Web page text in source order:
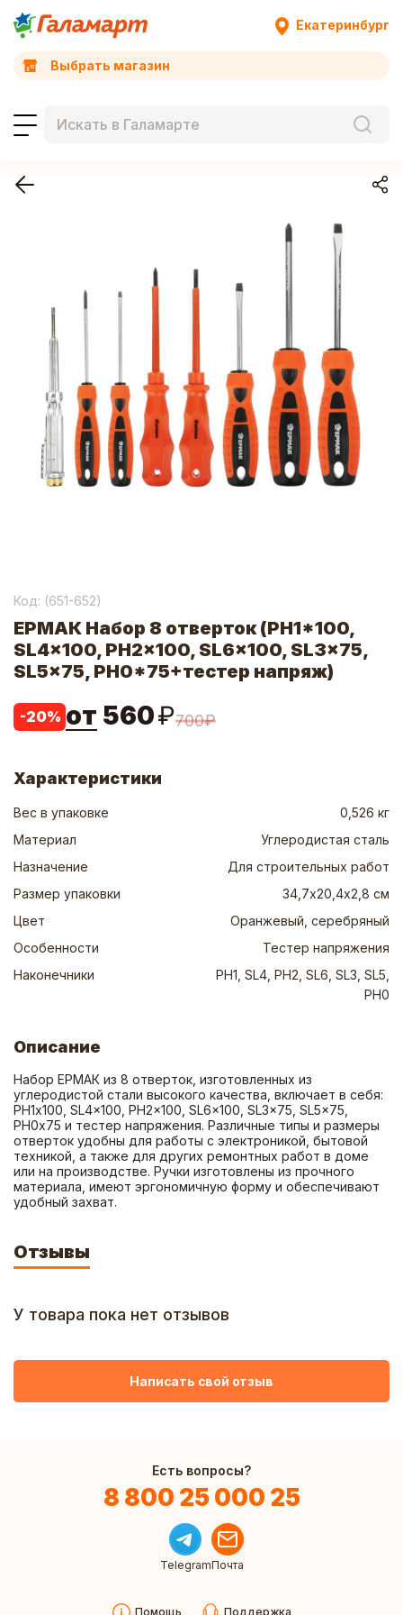
Екатеринбург
Выбрать магазин
Код: (651-652)
ЕРМАК Набор 8 отверток (PH1*100,
SL4x100, PH2x100, SL6x100, SL3x75,
SL5x75, PH0*75+тестер напряж)
-20% от 560₽700₽
Характеристики
Вес в упаковке
0,526 кг
Материал
Углеродистая сталь
Назначение
Для строительных работ
Размер упаковки
34,7х20,4х2,8 см
Цвет
Оранжевый, серебряный
Особенности
Тестер напряжения
Наконечники
PH1, SL4, PH2, SL6, SL3, SL5,
PH0
Описание
Набор ЕРМАК из 8 отверток, изготовленных из
углеродистой стали высокого качества, включает в себя:
PH1х100, SL4x100, PH2x100, SL6x100, SL3x75, SL5x75,
PH0х75 и тестер напряжения. Различные типы и размеры
отверток удобны для работы с электроникой, бытовой
техникой, а также для других ремонтных работ в доме
или на производстве. Ручки изготовлены из прочного
материала, имеют эргономичную форму и обеспечивают
удобный захват.
Отзывы
У товара пока нет отзывов
Написать свой отзыв
Есть вопросы?
8 800 25 000 25
TelegramПочта
Помощь Поддержка